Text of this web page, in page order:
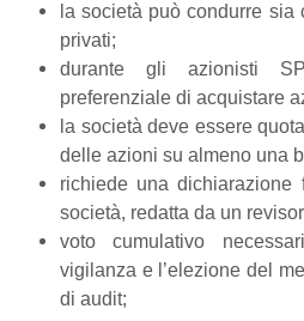
la società può condurre
privati;
durante gli azionisti
preferenziale di acquistare
la società deve essere
delle azioni su almeno una
richiede una dichiarazione
società, redatta da un
voto cumulativo
vigilanza e l’elezione del
di audit;